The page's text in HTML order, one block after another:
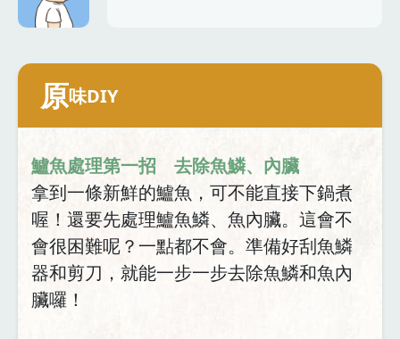
原味DIY
鱸魚處理第一招 去除魚鱗、內臟
拿到一條新鮮的鱸魚，可不能直接下鍋煮
喔！還要先處理鱸魚鱗、魚內臟。這會不
會很困難呢？一點都不會。準備好刮魚鱗
器和剪刀，就能一步一步去除魚鱗和魚內
臟囉！